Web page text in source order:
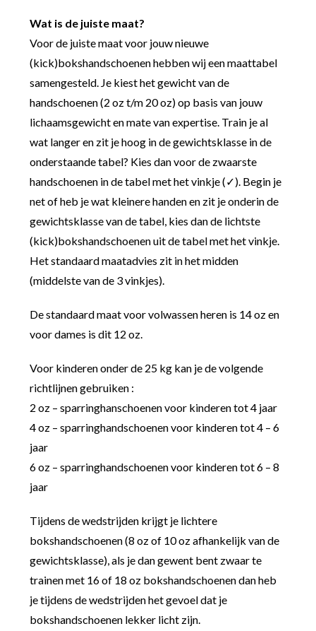
Wat is de juiste maat?
Voor de juiste maat voor jouw nieuwe
(kick)bokshandschoenen hebben wij een maattabel
samengesteld. Je kiest het gewicht van de
handschoenen (2 oz t/m 20 oz) op basis van jouw
lichaamsgewicht en mate van expertise. Train je al
wat langer en zit je hoog in de gewichtsklasse in de
onderstaande tabel? Kies dan voor de zwaarste
handschoenen in de tabel met het vinkje (✓). Begin je
net of heb je wat kleinere handen en zit je onderin de
gewichtsklasse van de tabel, kies dan de lichtste
(kick)bokshandschoenen uit de tabel met het vinkje.
Het standaard maatadvies zit in het midden
(middelste van de 3 vinkjes).
De standaard maat voor volwassen heren is 14 oz en
voor dames is dit 12 oz.
Voor kinderen onder de 25 kg kan je de volgende
richtlijnen gebruiken :
2 oz – sparringhanschoenen voor kinderen tot 4 jaar
4 oz – sparringhandschoenen voor kinderen tot 4 – 6
jaar
6 oz – sparringhandschoenen voor kinderen tot 6 – 8
jaar
Tijdens de wedstrijden krijgt je lichtere
bokshandschoenen (8 oz of 10 oz afhankelijk van de
gewichtsklasse), als je dan gewent bent zwaar te
trainen met 16 of 18 oz bokshandschoenen dan heb
je tijdens de wedstrijden het gevoel dat je
bokshandschoenen lekker licht zijn.